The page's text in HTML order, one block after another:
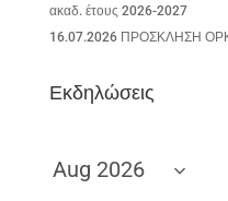
ακαδ. έτους 2026-2027
16.07.2026 ΠΡΟΣΚΛΗΣΗ
Εκδηλώσεις